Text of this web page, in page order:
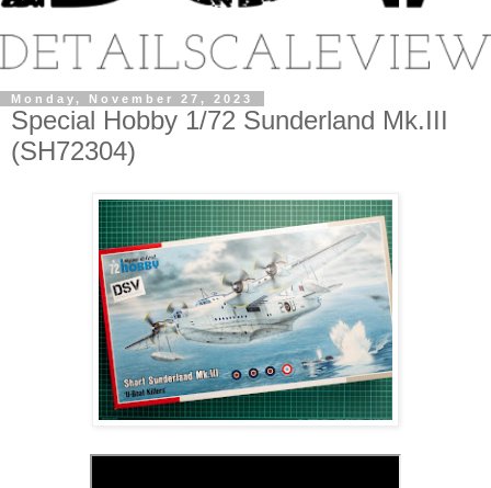
Monday, November 27, 2023
Special Hobby 1/72 Sunderland Mk.III
(SH72304)